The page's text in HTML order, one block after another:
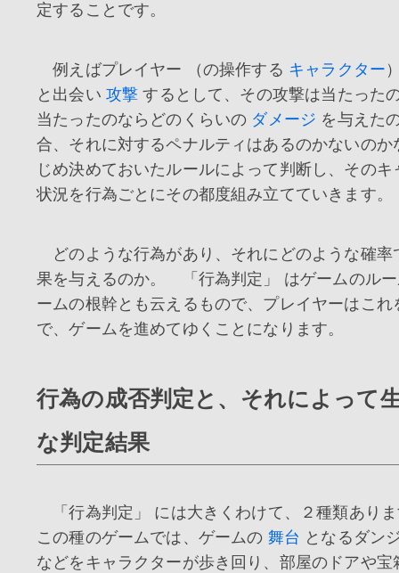
定することです。
例えばプレイヤー （の操作する キャラクター
と出会い 攻撃 するとして、その攻撃は当たった
当たったのならどのくらいの ダメージ を与えた
合、それに対するペナルティはあるのかないのか
じめ決めておいたルールによって判断し、そのキ
状況を行為ごとにその都度組み立てていきます。
どのような行為があり、それにどのような確率
果を与えるのか。 「行為判定」 はゲームのル
ームの根幹とも云えるもので、プレイヤーはこれ
で、ゲームを進めてゆくことになります。
行為の成否判定と、それによって
な判定結果
「行為判定」 には大きくわけて、２種類あり
この種のゲームでは、ゲームの 舞台 となるダン
などをキャラクターが歩き回り、部屋のドアや宝